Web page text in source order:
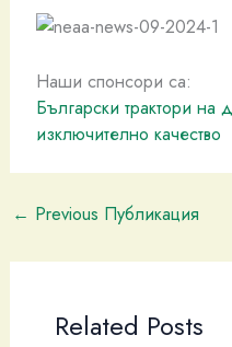
Наши спонсори са:
Български трактори на
изключително качество
← Previous Публикация
Related Posts